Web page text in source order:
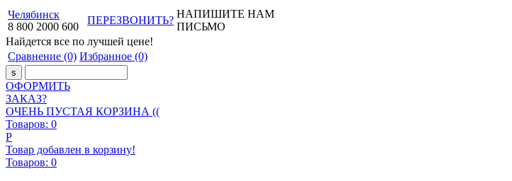
Челябинск
8 800 2000 600
ПЕРЕЗВОНИТЬ?
НАПИШИТЕ НАМ
ПИСЬМО
Найдется все по лучшей цене!
Сравнение (0) Избранное (0)
ОФОРМИТЬ
ЗАКАЗ?
ОЧЕНЬ ПУСТАЯ КОРЗИНА ((
Товаров: 0
Р
Товар добавлен в корзину!
Товаров: 0